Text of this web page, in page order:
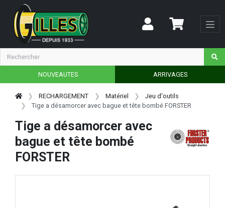
NOUVEAUTES ARRIVAGES
RECHARGEMENT Matériel
Jeu d'outils
Tige a désamorcer avec bague et tête bombé FORSTER
Tige a désamorcer avec
bague et tête bombé
FORSTER